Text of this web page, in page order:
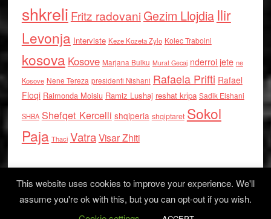
shkreli Fritz radovaniGezim Llojdia Ilir
Levonja Interviste Keze Kozeta Zylo Kolec Traboini
kosova Kosove Marjana Bulku Murat Gecaj nderroi jete ne
Kosove Nene Tereza presidenti Nishani Rafaela Prifti Rafael
Floqi Raimonda Moisiu Ramiz Lushaj reshat kripa Sadik Elshani
SHBA Shefqet Kercelli shqiperia shqiptaret Sokol
Paja Thaci VatraVisar Zhiti
This website uses cookies to improve your experience. We'll
assume you're ok with this, but you can opt-out if you wish.